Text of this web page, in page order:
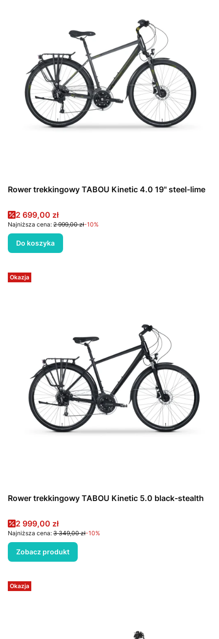
Rower trekkingowy TABOU Kinetic 4.0 19" steel-lime
Cena promocyjna
2 699,00 zł
Najniższa cena: 2 999,00 zł-10%
Do koszyka
Okazja
Rower trekkingowy TABOU Kinetic 5.0 black-stealth
Cena promocyjna
2 999,00 zł
Najniższa cena: 3 349,00 zł-10%
Zobacz produkt
Okazja